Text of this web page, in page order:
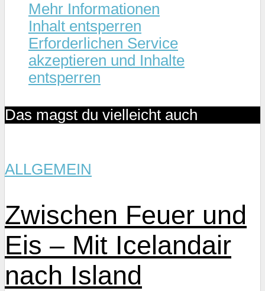
Mehr Informationen
Inhalt entsperren
Erforderlichen Service
akzeptieren und Inhalte
entsperren
Das magst du vielleicht auch
ALLGEMEIN
Zwischen Feuer und
Eis – Mit Icelandair
nach Island